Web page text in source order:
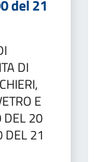
del 21
DI
E
DEL 20
DEL 21